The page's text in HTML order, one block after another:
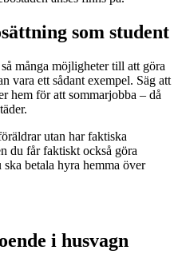
som student
många möjligheter till att göra
vara ett sådant exempel. Säg att
hem för att sommarjobba – då
utan har faktiska
du får faktiskt också göra
betala hyra hemma över
i husvagn